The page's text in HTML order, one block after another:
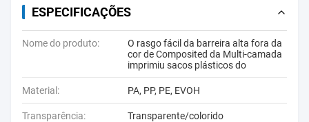
ESPECIFICAÇÕES
Nome do produto:
O rasgo fácil da barreira alta fora da
cor de Composited da Multi-camada
imprimiu sacos plásticos do
Material: PA, PP, PE, EVOH
Transparência: Transparente/colorido